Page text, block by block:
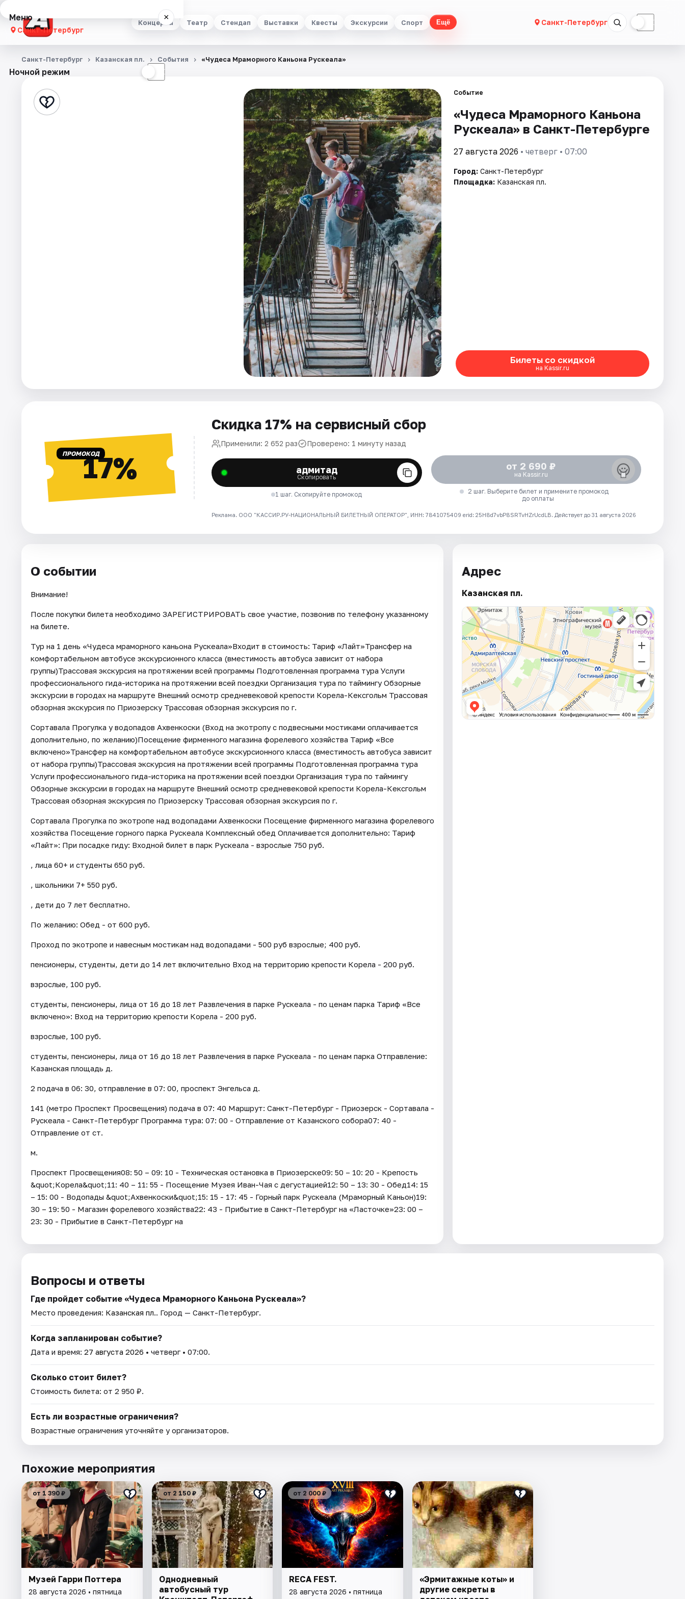
Концерты Театр Стендап Выставки Квесты Экскурсии Спорт Ещё Санкт-Петербург ☾
Меню ×
Санкт-Петербург
Концерты
Стендап
Ночной режим ☾
Санкт-Петербург Казанская пл. События «Чудеса Мраморного Каньона Рускеала»
Событие
«Чудеса Мраморного Каньона
Рускеала» в Санкт-Петербурге
27 августа 2026 • четверг • 07:00
Город: Санкт-Петербург
Площадка: Казанская пл.
Билеты со скидкой
на Kassir.ru
ПРОМОКОД17%
Скидка 17% на сервисный сбор
Применили: 2 652 раз Проверено: 1 минуту назад
адмитад
Скопировать
1 шаг. Скопируйте промокод
от 2 690 ₽
на Kassir.ru
2 шаг. Выберите билет и примените промокод
до оплаты
Реклама. ООО "КАССИР.РУ-НАЦИОНАЛЬНЫЙ БИЛЕТНЫЙ ОПЕРАТОР", ИНН: 7841075409 erid: 25H8d7vbP8SRTvHZrUcdLB. Действует до 31 августа 2026
О событии
Внимание!
После покупки билета необходимо ЗАРЕГИСТРИРОВАТЬ свое участие, позвонив по телефону указанному
на билете.
Тур на 1 день «Чудеса мраморного каньона Рускеала»Входит в стоимость: Тариф «Лайт»Трансфер на
комфортабельном автобусе экскурсионного класса (вместимость автобуса зависит от набора
группы)Трассовая экскурсия на протяжении всей программы Подготовленная программа тура Услуги
профессионального гида-историка на протяжении всей поездки Организация тура по таймингу Обзорные
экскурсии в городах на маршруте Внешний осмотр средневековой крепости Корела-Кексгольм Трассовая
обзорная экскурсия по Приозерску Трассовая обзорная экскурсия по г.
Сортавала Прогулка у водопадов Ахвенкоски (Вход на экотропу с подвесными мостиками оплачивается
дополнительно, по желанию)Посещение фирменного магазина форелевого хозяйства Тариф «Все
включено»Трансфер на комфортабельном автобусе экскурсионного класса (вместимость автобуса зависит
от набора группы)Трассовая экскурсия на протяжении всей программы Подготовленная программа тура
Услуги профессионального гида-историка на протяжении всей поездки Организация тура по таймингу
Обзорные экскурсии в городах на маршруте Внешний осмотр средневековой крепости Корела-Кексгольм
Трассовая обзорная экскурсия по Приозерску Трассовая обзорная экскурсия по г.
Сортавала Прогулка по экотропе над водопадами Ахвенкоски Посещение фирменного магазина форелевого
хозяйства Посещение горного парка Рускеала Комплексный обед Оплачивается дополнительно: Тариф
«Лайт»: При посадке гиду: Входной билет в парк Рускеала - взрослые 750 руб.
, лица 60+ и студенты 650 руб.
, школьники 7+ 550 руб.
, дети до 7 лет бесплатно.
По желанию: Обед - от 600 руб.
Проход по экотропе и навесным мостикам над водопадами - 500 руб взрослые; 400 руб.
пенсионеры, студенты, дети до 14 лет включительно Вход на территорию крепости Корела - 200 руб.
взрослые, 100 руб.
студенты, пенсионеры, лица от 16 до 18 лет Развлечения в парке Рускеала - по ценам парка Тариф «Все
включено»: Вход на территорию крепости Корела - 200 руб.
взрослые, 100 руб.
студенты, пенсионеры, лица от 16 до 18 лет Развлечения в парке Рускеала - по ценам парка Отправление:
Казанская площадь д.
2 подача в 06: 30, отправление в 07: 00, проспект Энгельса д.
141 (метро Проспект Просвещения) подача в 07: 40 Маршрут: Санкт-Петербург - Приозерск - Сортавала -
Рускеала - Санкт-Петербург Программа тура: 07: 00 - Отправление от Казанского собора07: 40 -
Отправление от ст.
м.
Проспект Просвещения08: 50 – 09: 10 - Техническая остановка в Приозерске09: 50 – 10: 20 - Крепость
&quot;Корела&quot;11: 40 – 11: 55 - Посещение Музея Иван-Чая с дегустацией12: 50 – 13: 30 - Обед14: 15
– 15: 00 - Водопады &quot;Ахвенкоски&quot;15: 15 - 17: 45 - Горный парк Рускеала (Мраморный Каньон)19:
30 – 19: 50 - Магазин форелевого хозяйства22: 43 - Прибытие в Санкт-Петербург на «Ласточке»23: 00 –
23: 30 - Прибытие в Санкт-Петербург на
Адрес
Казанская пл.
Вопросы и ответы
Где пройдет событие «Чудеса Мраморного Каньона Рускеала»?
Место проведения: Казанская пл.. Город — Санкт-Петербург.
Когда запланирован событие?
Дата и время: 27 августа 2026 • четверг • 07:00.
Сколько стоит билет?
Стоимость билета: от 2 950 ₽.
Есть ли возрастные ограничения?
Возрастные ограничения уточняйте у организаторов.
Похожие мероприятия
от 1 390 ₽
Музей Гарри Поттера
28 августа 2026 • пятница
от 2 150 ₽
Однодневный
автобусный тур
от 2 000 ₽
RECA FEST.
28 августа 2026 • пятница
«Эрмитажные коты» и
другие секреты в